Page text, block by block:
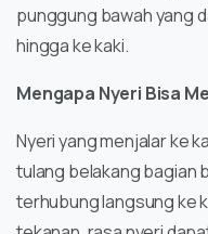
punggung bawah yang
hingga ke kaki.
Mengapa Nyeri Bisa
Nyeri yang menjalar ke
tulang belakang bagian
terhubung langsung ke